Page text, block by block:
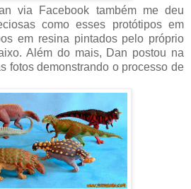
via Facebook também me deu
como esses protótipos em
em resina pintados pelo próprio
Além do mais, Dan postou na
fotos demonstrando o processo de